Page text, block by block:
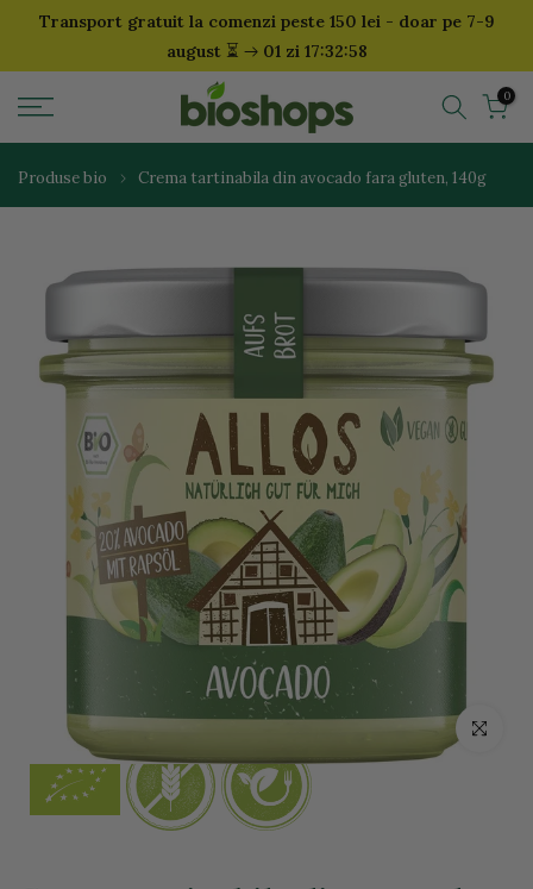
SariTransport gratuit la comenzi peste 150 lei - doar pe 7-9
august ⏳ 01 zi 17:32:58
0
Produse bio Crema tartinabila din avocado fara gluten, 140g
Click